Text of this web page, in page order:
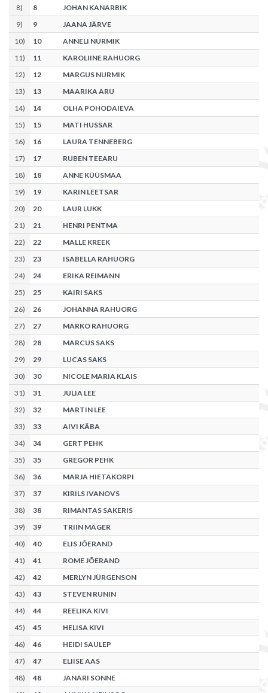
8) 8
JOHAN KANARBIK
9) 9
JAANA JÄRVE
10) 10
ANNELI NURMIK
11) 11
KAROLIINE RAHUORG
12) 12
MARGUS NURMIK
13) 13
MAARIKA ARU
14) 14
OLHA POHODAIEVA
15) 15
MATI HUSSAR
16) 16
LAURA TENNEBERG
17) 17
RUBEN TEEARU
18) 18
ANNE KÜÜSMAA
19) 19
KARIN LEETSAR
20) 20
LAUR LUKK
21) 21
HENRI PENTMA
22) 22
MALLE KREEK
23) 23
ISABELLA RAHUORG
24) 24
ERIKA REIMANN
25) 25
KAIRI SAKS
26) 26
JOHANNA RAHUORG
27) 27
MARKO RAHUORG
28) 28
MARCUS SAKS
29) 29
LUCAS SAKS
30) 30
NICOLE MARIA KLAIS
31) 31
JULIA LEE
32) 32
MARTIN LEE
33) 33
AIVI KÄBA
34) 34
GERT PEHK
35) 35
GREGOR PEHK
36) 36
MARJA HIETAKORPI
37) 37
KIRILS IVANOVS
38) 38
RIMANTAS SAKERIS
39) 39
TRIIN MÄGER
40) 40
ELIS JÕERAND
41) 41
ROME JÕERAND
42) 42
MERLYN JÜRGENSON
43) 43
STEVEN RUNIN
44) 44
REELIKA KIVI
45) 45
HELISA KIVI
46) 46
HEIDI SAULEP
47) 47
ELIISE AAS
48) 48
JANARI SONNE